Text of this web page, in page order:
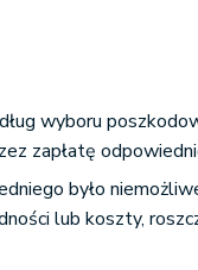
wyboru
zapłatę
było
lub koszty,